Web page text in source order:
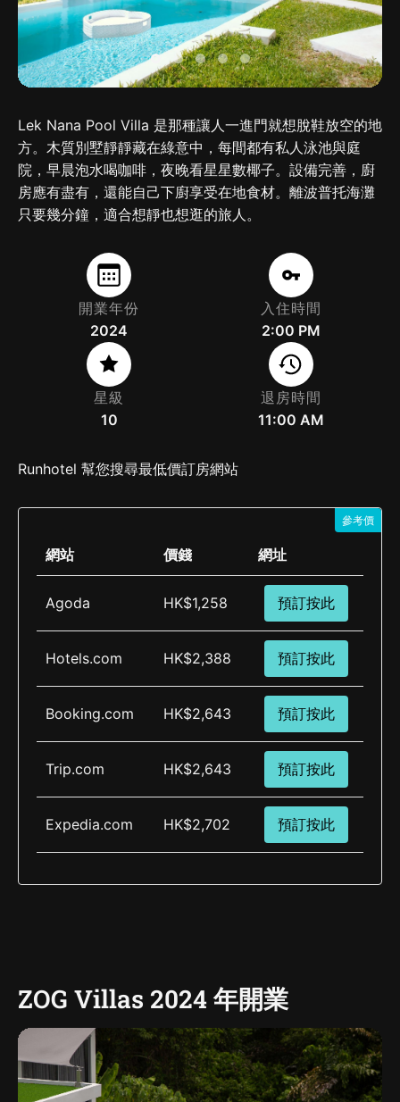
Lek Nana Pool Villa 是那種讓人一進門就想脫鞋放空的地
方。木質別墅靜靜藏在綠意中，每間都有私人泳池與庭
院，早晨泡水喝咖啡，夜晚看星星數椰子。設備完善，廚
房應有盡有，還能自己下廚享受在地食材。離波普托海灘
只要幾分鐘，適合想靜也想逛的旅人。
開業年份
2024
星級
10
入住時間
2:00 PM
退房時間
11:00 AM
Runhotel 幫您搜尋最低價訂房網站
參考價
網站 價錢 網址
Agoda HK$1,258 預訂按此
Hotels.com HK$2,388 預訂按此
Booking.com HK$2,643 預訂按此
Trip.com HK$2,643 預訂按此
Expedia.com HK$2,702 預訂按此
ZOG Villas 2024 年開業